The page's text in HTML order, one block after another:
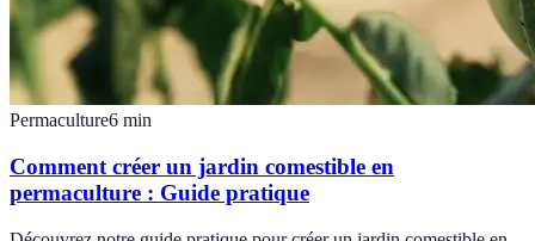
Permaculture6 min
Comment créer un jardin comestible en
permaculture : Guide pratique